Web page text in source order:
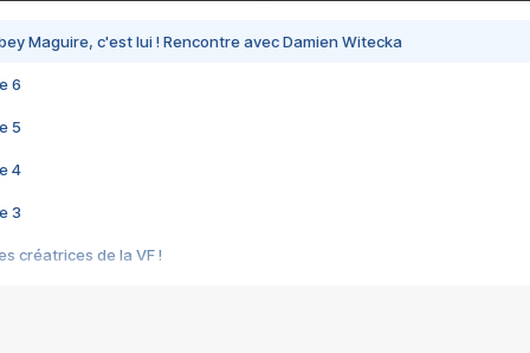
Maguire, c'est lui ! Rencontre avec Damien Witecka
6
5
4
3
créatrices de la VF !